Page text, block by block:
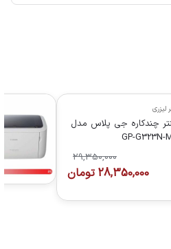
لیزری
چندکاره جی پلاس مدل
GP-G323N-
29,350,000
28,350,000 تومان